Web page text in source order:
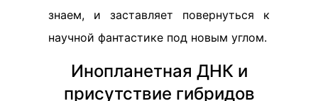
знаем, и заставляет повернуться к
научной фантастике под новым углом.
Инопланетная ДНК и
присутствие гибридов